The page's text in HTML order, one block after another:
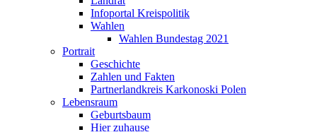
Infoportal Kreispolitik
Wahlen
Wahlen Bundestag 2021
Portrait
Geschichte
Zahlen und Fakten
Partnerlandkreis Karkonoski Polen
Lebensraum
Geburtsbaum
Hier zuhause